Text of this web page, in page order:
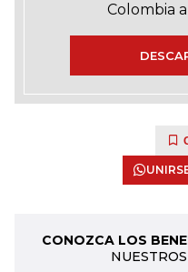
Colombia
CONOZCA LOS